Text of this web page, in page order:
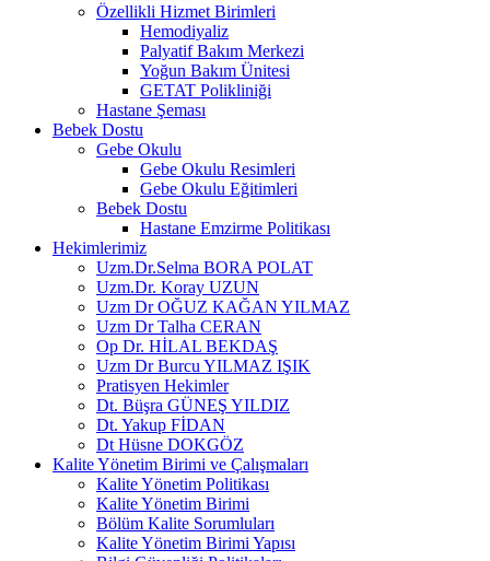
Özellikli Hizmet Birimleri
Hemodiyaliz
Palyatif Bakım Merkezi
Yoğun Bakım Ünitesi
GETAT Polikliniği
Hastane Şeması
Bebek Dostu
Gebe Okulu
Gebe Okulu Resimleri
Gebe Okulu Eğitimleri
Bebek Dostu
Hastane Emzirme Politikası
Hekimlerimiz
Uzm.Dr.Selma BORA POLAT
Uzm.Dr. Koray UZUN
Uzm Dr OĞUZ KAĞAN YILMAZ
Uzm Dr Talha CERAN
Op Dr. HİLAL BEKDAŞ
Uzm Dr Burcu YILMAZ IŞIK
Pratisyen Hekimler
Dt. Büşra GÜNEŞ YILDIZ
Dt. Yakup FİDAN
Dt Hüsne DOKGÖZ
Kalite Yönetim Birimi ve Çalışmaları
Kalite Yönetim Politikası
Kalite Yönetim Birimi
Bölüm Kalite Sorumluları
Kalite Yönetim Birimi Yapısı